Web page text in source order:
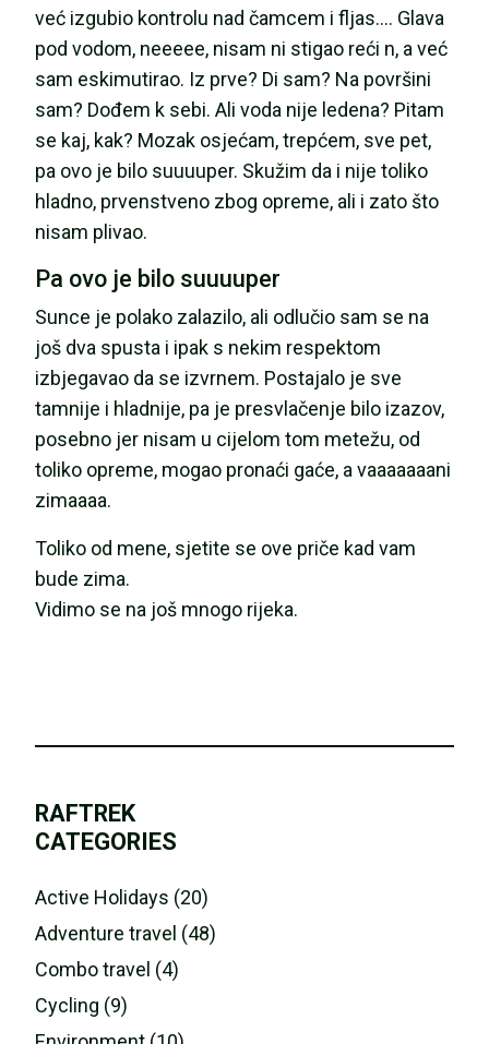
već izgubio kontrolu nad čamcem i fljas…. Glava
pod vodom, neeeee, nisam ni stigao reći n, a već
sam eskimutirao. Iz prve? Di sam? Na površini
sam? Dođem k sebi. Ali voda nije ledena? Pitam
se kaj, kak? Mozak osjećam, trepćem, sve pet,
pa ovo je bilo suuuuper. Skužim da i nije toliko
hladno, prvenstveno zbog opreme, ali i zato što
nisam plivao.
Pa ovo je bilo suuuuper
Sunce je polako zalazilo, ali odlučio sam se na
još dva spusta i ipak s nekim respektom
izbjegavao da se izvrnem. Postajalo je sve
tamnije i hladnije, pa je presvlačenje bilo izazov,
posebno jer nisam u cijelom tom metežu, od
toliko opreme, mogao pronaći gaće, a vaaaaaaani
zimaaaa.
Toliko od mene, sjetite se ove priče kad vam
bude zima.
Vidimo se na još mnogo rijeka.
RAFTREK
CATEGORIES
Active Holidays (20)
Adventure travel (48)
Combo travel (4)
Cycling (9)